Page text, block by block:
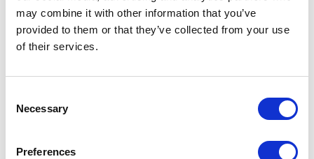
may combine it with other information that you’ve
provided to them or that they’ve collected from your use
of their services.
Selection
Necessary
Preferences
OP VOORRAAD